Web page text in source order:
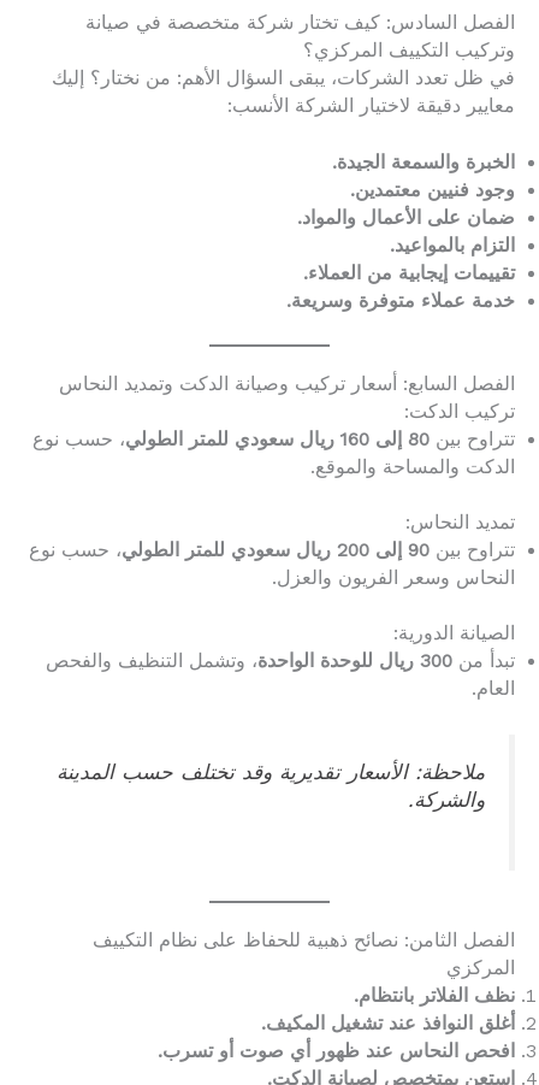
الفصل السادس: كيف تختار شركة متخصصة في صيانة
وتركيب التكييف المركزي؟
في ظل تعدد الشركات، يبقى السؤال الأهم: من نختار؟ إليك
معايير دقيقة لاختيار الشركة الأنسب:
الخبرة والسمعة الجيدة.
وجود فنيين معتمدين.
ضمان على الأعمال والمواد.
التزام بالمواعيد.
تقييمات إيجابية من العملاء.
خدمة عملاء متوفرة وسريعة.
الفصل السابع: أسعار تركيب وصيانة الدكت وتمديد النحاس
تركيب الدكت:
تتراوح بين 80 إلى 160 ريال سعودي للمتر الطولي
، حسب نوع
الدكت والمساحة والموقع.
تمديد النحاس:
تتراوح بين 90 إلى 200 ريال سعودي للمتر الطولي
، حسب نوع
النحاس وسعر الفريون والعزل.
الصيانة الدورية:
تبدأ من 300 ريال للوحدة الواحدة
، وتشمل التنظيف والفحص
العام.
ملاحظة: الأسعار تقديرية وقد تختلف حسب المدينة
والشركة.
الفصل الثامن: نصائح ذهبية للحفاظ على نظام التكييف
المركزي
نظف الفلاتر بانتظام.
أغلق النوافذ عند تشغيل المكيف.
افحص النحاس عند ظهور أي صوت أو تسرب.
استعن بمتخصص لصيانة الدكت.